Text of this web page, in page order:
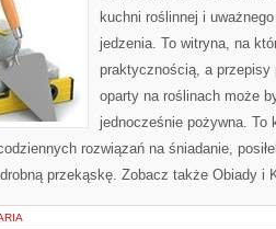
kuchni roślinnej i
jedzenia. To witryna, na
praktycznością, a przepisy
oparty na roślinach może
jednocześnie pożywna. To
rozwiązań na śniadanie,
przekąskę. Zobacz także Obiady